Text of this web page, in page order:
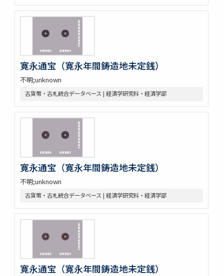
寛永通宝（寛永年間鋳造地未定銭）
不明;unknown
古貨幣・古札統合データベース | 経済学研究科・経済学部
寛永通宝（寛永年間鋳造地未定銭）
不明;unknown
古貨幣・古札統合データベース | 経済学研究科・経済学部
寛永通宝（寛永年間鋳造地未定銭）